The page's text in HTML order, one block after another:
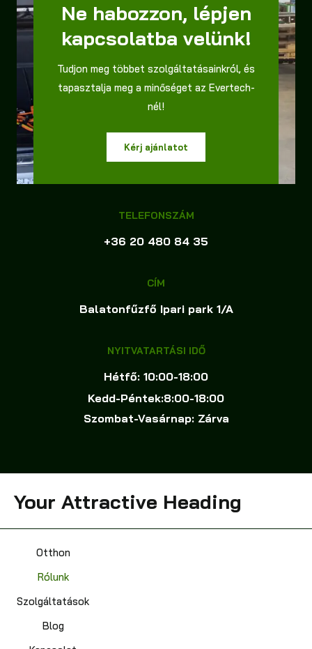
Ne habozzon, lépjen
kapcsolatba velünk!
Tudjon meg többet szolgáltatásainkról, és
tapasztalja meg a minőséget az Evertech-
nél!
Kérj ajánlatot
TELEFONSZÁM
+36 20 480 84 35
CÍM
Balatonfűzfő Ipari park 1/A
NYITVATARTÁSI IDŐ
Hétfő: 10:00-18:00
Kedd-Péntek:8:00-18:00
Szombat-Vasárnap: Zárva
Your Attractive Heading
Otthon
Rólunk
Szolgáltatások
Blog